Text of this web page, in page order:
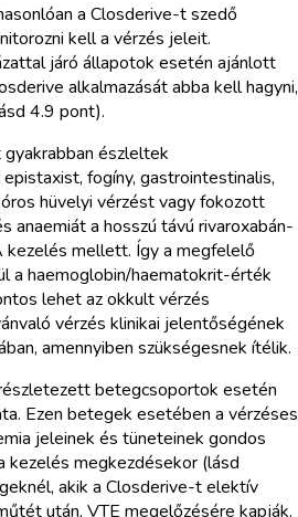
a Closderive-t szedő
kell a vérzés jeleit.
járó állapotok esetén ajánlott
alkalmazását abba kell hagyni,
4.9 pont).
észleltek
fogíny, gastrointestinalis,
hüvelyi vérzést vagy fokozott
anaemiát a hosszú távú rivaroxabán-
kezelés mellett. Így a megfelelő
a haemoglobin/haematokrit-érték
lehet az okkult vérzés
vérzés klinikai jelentőségének
amennyiben szükségesnek ítélik.
betegcsoportok esetén
Ezen betegek esetében a vérzéses
jeleinek és tüneteinek gondos
kezelés megkezdésekor (lásd
akik a Closderive-t elektív
után, VTE megelőzésére kapják,